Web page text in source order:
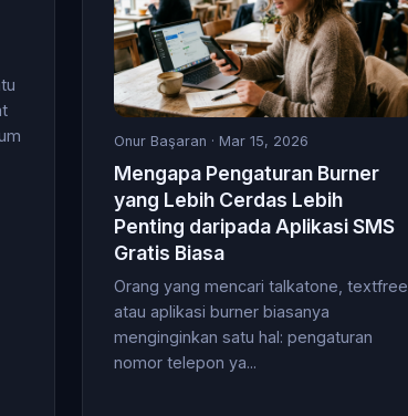
Onur Başaran · Mar 15, 2026
Mengapa Pengaturan Burner
yang Lebih Cerdas Lebih
Penting daripada Aplikasi SMS
Gratis Biasa
Orang yang mencari talkatone, textfree,
atau aplikasi burner biasanya
menginginkan satu hal: pengaturan
nomor telepon ya...